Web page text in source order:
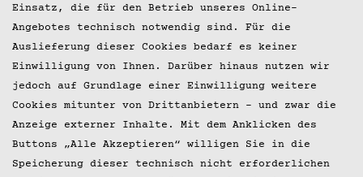
Datenschutz
Presse
Einsatz, die für den Betrieb unseres Online-
Angebotes technisch notwendig sind. Für die
Auslieferung dieser Cookies bedarf es keiner
Einwilligung von Ihnen. Darüber hinaus nutzen wir
jedoch auf Grundlage einer Einwilligung weitere
Cookies mitunter von Drittanbietern – und zwar die
Anzeige externer Inhalte. Mit dem Anklicken des
Buttons „Alle Akzeptieren“ willigen Sie in die
Speicherung dieser technisch nicht erforderlichen